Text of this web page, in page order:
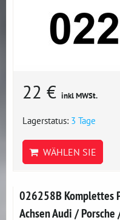
22 € inkl MWSt.
Lagerstatus: 3 Tage
WÄHLEN SIE
026258B Komplettes
Achsen Audi / Porsche